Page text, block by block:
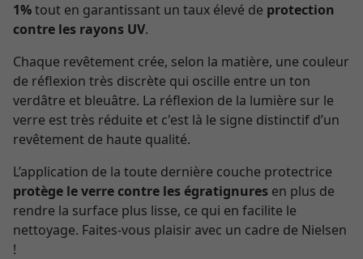
1%tout en garantissant un taux élevé de protection
contre les rayons UV.
Chaque revêtement crée, selon la matière, une couleur
de réflexion très discrète qui oscille entre un ton
verdâtre et bleuâtre. La réflexion de la lumière sur le
verre est très réduite et c'est là le signe distinctif d’un
revêtement de haute qualité.
L’application de la toute dernière couche protectrice
protège le verre contre les égratignures en plus de
rendre la surface plus lisse, ce qui en facilite le
nettoyage. Faites-vous plaisir avec un cadre de Nielsen
!